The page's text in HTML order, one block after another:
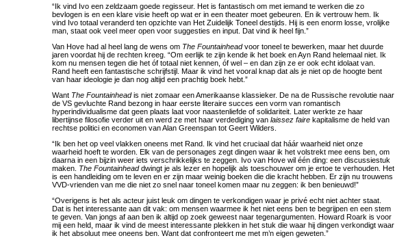
“Ik vind Ivo een zeldzaam goede regisseur. Het is fantastisch om met iemand te werken die zo
bevlogen is en een klare visie heeft op wat er in een theater moet gebeuren. En ik vertrouw hem. Ik
vind Ivo totaal veranderd ten opzichte van Het Zuidelijk Toneel destijds. Hij is een enorm losse, vrolijke
man, staat ook veel meer open voor suggesties en input. Dat vind ik heel fijn.”
Van Hove had al heel lang de wens om The Fountainheadvoor toneel te bewerken, maar het duurde
jaren voordat hij de rechten kreeg. “Om eerlijk te zijn kende ik het boek en Ayn Rand helemaal niet. Ik
kom nu mensen tegen die het óf totaal niet kennen, óf wel – en dan zijn ze er ook echt idolaat van.
Rand heeft een fantastische schrijfstijl. Maar ik vind het vooral knap dat als je niet op de hoogte bent
van haar ideologie je dan nog altijd een prachtig boek hebt.”
Want The Fountainheadis niet zomaar een Amerikaanse klassieker. De na de Russische revolutie naar
de VS gevluchte Rand bezong in haar eerste literaire succes een vorm van romantisch
hyperindividualisme dat geen plaats laat voor naastenliefde of solidariteit. Later werkte ze haar
libertijnse filosofie verder uit en werd ze met haar verdediging van laissez faire kapitalisme de held van
rechtse politici en economen van Alan Greenspan tot Geert Wilders.
“Ik ben het op veel vlakken oneens met Rand. Ik vind het cruciaal dat háár waarheid niet onze
waarheid hoeft te worden. Elk van de personages zegt dingen waar ik het volstrekt mee eens ben, om
daarna in een bijzin weer iets verschrikkelijks te zeggen. Ivo van Hove wil één ding: een discussiestuk
maken. The Fountainheaddwingt je als lezer en hopelijk als toeschouwer om je ertoe te verhouden. Het
is een handleiding om te leven en er zijn maar weinig boeken die die kracht hebben. Er zijn nu trouwens
VVD-vrienden van me die niet zo snel naar toneel komen maar nu zeggen: ik ben benieuwd!”
“Overigens is het als acteur juist leuk om dingen te verkondigen waar je privé echt niet achter staat.
Dat is het interessante aan dit vak: om mensen waarmee ik het niet eens ben te begrijpen en een stem
te geven. Van jongs af aan ben ik altijd op zoek geweest naar tegenargumenten. Howard Roark is voor
mij een held, maar ik vind de meest interessante plekken in het stuk die waar hij dingen verkondigt waar
ik het absoluut mee oneens ben. Want dat confronteert me met m’n eigen geweten.”